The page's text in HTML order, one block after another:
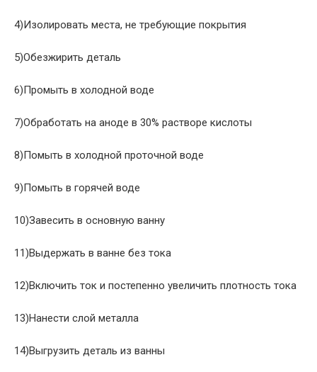
4)Изолировать места, не требующие покрытия
5)Обезжирить деталь
6)Промыть в холодной воде
7)Обработать на аноде в 30% растворе кислоты
8)Помыть в холодной проточной воде
9)Помыть в горячей воде
10)Завесить в основную ванну
11)Выдержать в ванне без тока
12)Включить ток и постепенно увеличить плотность тока
13)Нанести слой металла
14)Выгрузить деталь из ванны